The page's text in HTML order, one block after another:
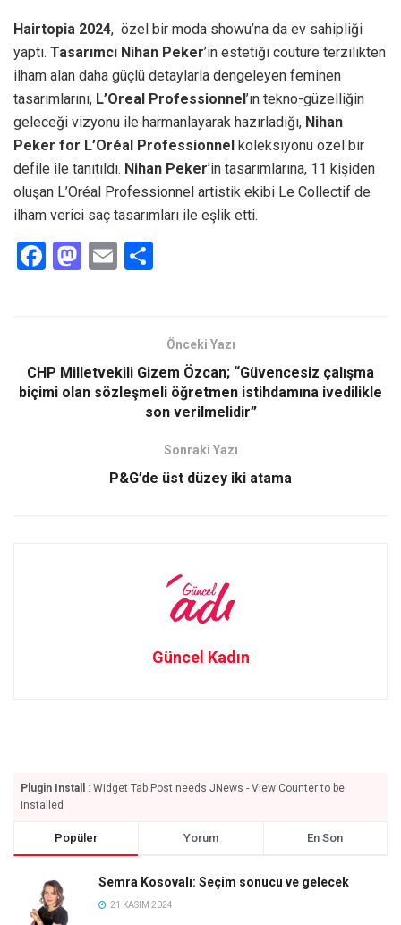
Hairtopia 2024, özel bir moda showu’na da ev sahipliği
yaptı. Tasarımcı Nihan Peker’in estetiği couture terzilikten
ilham alan daha güçlü detaylarla dengeleyen feminen
tasarımlarını, L’Oreal Professionnel’ın tekno-güzelliğin
geleceği vizyonu ile harmanlayarak hazırladığı, Nihan
Peker for L’Oréal Professionnel koleksiyonu özel bir
defile ile tanıtıldı. Nihan Peker’in tasarımlarına, 11 kişiden
oluşan L’Oréal Professionnel artistik ekibi Le Collectif de
ilham verici saç tasarımları ile eşlik etti.
F
o
o
M
d
o
E
Önceki Yazı
CHP Milletvekili Gizem Özcan; “Güvencesiz çalışma
biçimi olan sözleşmeli öğretmen istihdamına ivedilikle
son verilmelidir”
Sonraki Yazı
P&G’de üst düzey iki atama
Güncel Kadın
Plugin Install
: Widget Tab Post needs JNews - View Counter to be
installed
Popüler Yorum En Son
Semra Kosovalı: Seçim sonucu ve gelecek
21 KASIM 2024